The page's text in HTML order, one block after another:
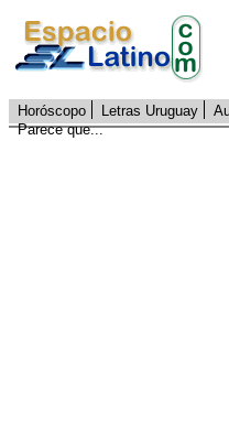
Horóscopo Letras Uruguay
Parece que...